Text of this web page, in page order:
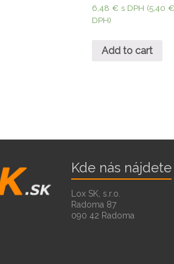
6,48€ s DPH (5,40€
DPH)
Add to cart
Kde nás nájdete
Lox SK, s.r.o.
Radoma 87
090 42 Radoma